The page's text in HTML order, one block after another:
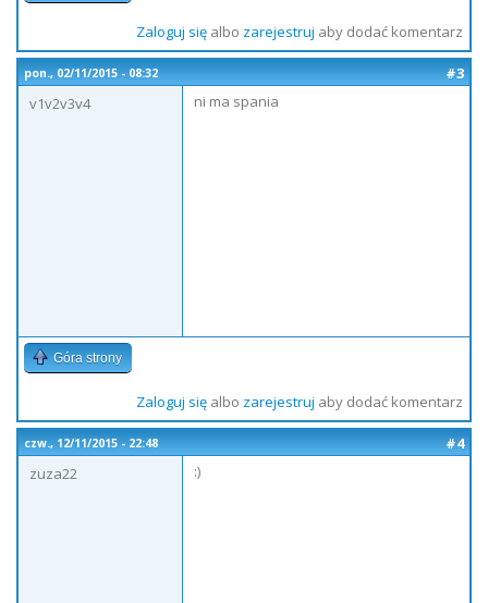
Zaloguj sięalbo zarejestruj aby dodać komentarz
pon., 02/11/2015 - 08:32
#3
v1v2v3v4
ni ma spania
Góra strony
Zaloguj sięalbo zarejestruj aby dodać komentarz
czw., 12/11/2015 - 22:48
#4
zuza22
:)